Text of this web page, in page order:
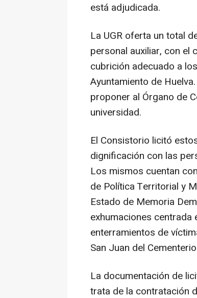
está adjudicada.
La UGR oferta un total
personal auxiliar, con el
cubrición adecuado a
Ayuntamiento de
proponer al Órgano de
universidad.
El Consistorio licitó
dignificación con las
Los mismos cuentan
de Política Territorial y
Estado de Memoria
exhumaciones
enterramientos de
San Juan del
La documentación de
trata de la contratación